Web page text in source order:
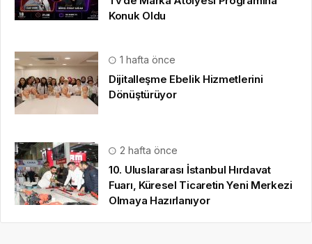
Konuk Oldu
1 hafta önce
Dijitalleşme Ebelik Hizmetlerini
Dönüştürüyor
2 hafta önce
10. Uluslararası İstanbul Hırdavat
Fuarı, Küresel Ticaretin Yeni Merkezi
Olmaya Hazırlanıyor